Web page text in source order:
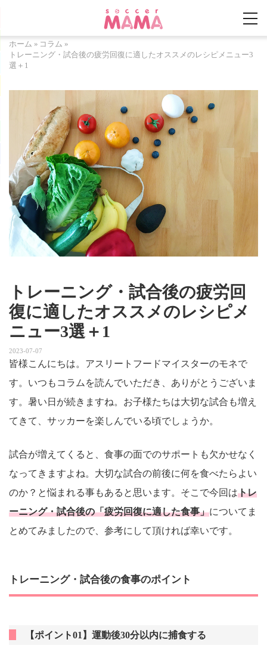
ホーム » コラム »
トレーニング・試合後の疲労回復に適したオススメのレシピメニュー3
選＋1
トレーニング・試合後の疲労回
復に適したオススメのレシピメ
ニュー3選＋1
2023-07-07
皆様こんにちは。アスリートフードマイスターのモネで
す。いつもコラムを読んでいただき、ありがとうございま
す。暑い日が続きますね。お子様たちは大切な試合も増え
てきて、サッカーを楽しんでいる頃でしょうか。
試合が増えてくると、食事の面でのサポートも欠かせなく
なってきますよね。大切な試合の前後に何を食べたらよい
のか？と悩まれる事もあると思います。そこで今回はトレ
ーニング・試合後の「疲労回復に適した食事」についてま
とめてみましたので、参考にして頂ければ幸いです。
トレーニング・試合後の食事のポイント
【ポイント01】運動後30分以内に捕食する